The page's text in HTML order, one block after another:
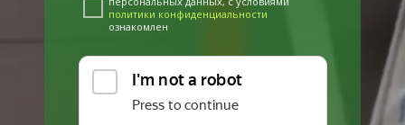
политики конфиденциальности
ознакомлен